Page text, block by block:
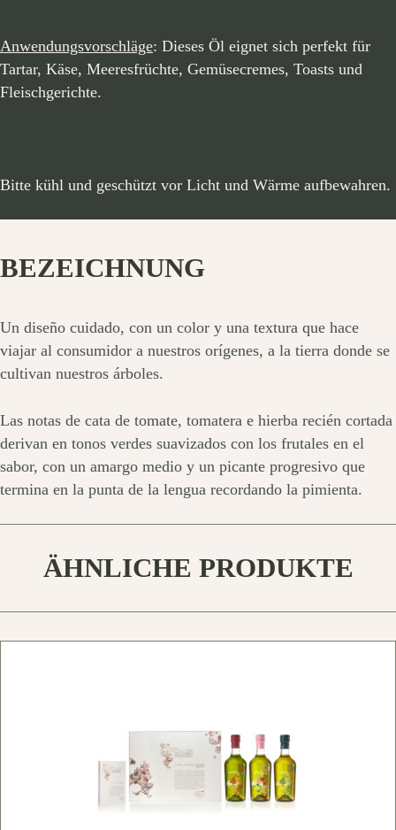
Anwendungsvorschläge: Dieses Öl eignet sich perfekt für
Tartar, Käse, Meeresfrüchte, Gemüsecremes, Toasts und
Fleischgerichte.
Bitte kühl und geschützt vor Licht und Wärme aufbewahren.
BEZEICHNUNG
Un diseño cuidado, con un color y una textura que hace
viajar al consumidor a nuestros orígenes, a la tierra donde se
cultivan nuestros árboles.
Las notas de cata de tomate, tomatera e hierba recién cortada
derivan en tonos verdes suavizados con los frutales en el
sabor, con un amargo medio y un picante progresivo que
termina en la punta de la lengua recordando la pimienta.
ÄHNLICHE PRODUKTE